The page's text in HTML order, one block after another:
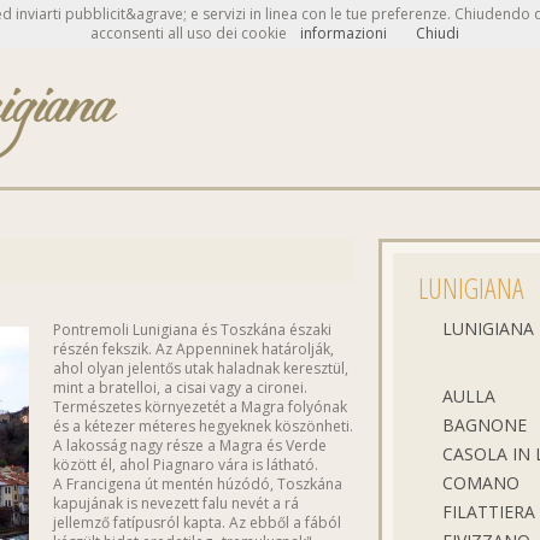
Pontremoli Lunigiana és Toszkána északi
részén fekszik. Az Appenninek határolják,
ahol olyan jelentős utak haladnak keresztül,
mint a bratelloi, a cisai vagy a cironei.
Természetes környezetét a Magra folyónak
és a kétezer méteres hegyeknek köszönheti.
A lakosság nagy része a Magra és Verde
között él, ahol Piagnaro vára is látható.
A Francigena út mentén húzódó, Toszkána
kapujának is nevezett falu nevét a rá
jellemző fatípusról kapta. Az ebből a fából
LUNIGIANA
LUNIGIANA
AULLA
BAGNONE
CASOLA IN
COMANO
FILATTIERA
pubblicit&agrave; e servizi in linea con le tue preferenze.
acconsenti all uso dei cookie
informazioni Chiudi